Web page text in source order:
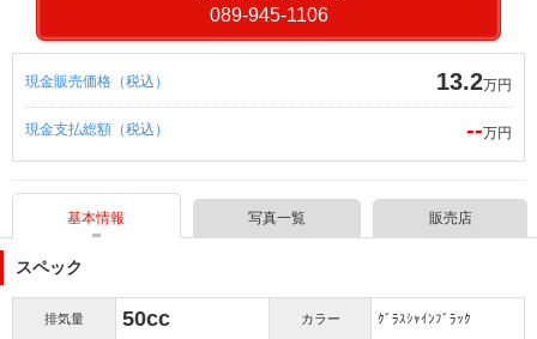
089-945-1106
現金販売価格（税込） 13.2万円
現金支払総額（税込） --万円
基本情報 写真一覧 販売店
スペック
排気量 50cc カラー ｸﾞﾗｽｼｬｲﾝﾌﾞﾗｯｸ